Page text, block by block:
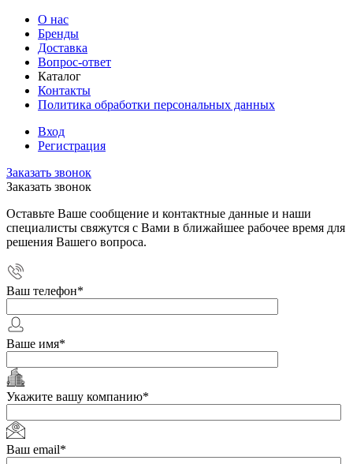
О нас
Бренды
Доставка
Вопрос-ответ
Каталог
Контакты
Политика обработки персональных данных
Вход
Регистрация
Заказать звонок
Заказать звонок
Оставьте Ваше сообщение и контактные данные и наши
специалисты свяжутся с Вами в ближайшее рабочее время для
решения Вашего вопроса.
Ваш телефон*
Ваше имя*
Укажите вашу компанию*
Ваш email*